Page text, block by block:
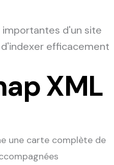
importantes d'un site
efficacement
XML
une carte complète de